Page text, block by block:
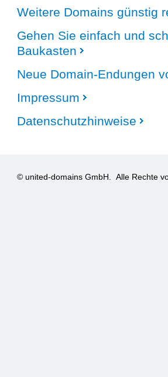
Weitere Domains günstig
Gehen Sie einfach und
Baukasten
Neue Domain-Endungen
Impressum
Datenschutzhinweise
© united-domains GmbH. Alle Rechte